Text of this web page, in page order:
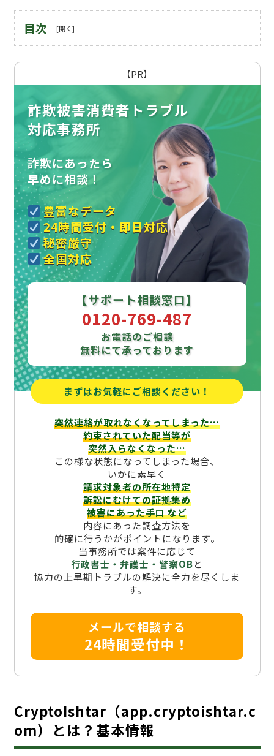
目次
【PR】
詐欺被害消費者トラブル
対応事務所
詐欺にあったら
早めに相談！
豊富なデータ
24時間受付・即日対応
秘密厳守
全国対応
【サポート相談窓口】
0120-769-487
お電話のご相談
無料にて承っております
まずはお気軽にご相談ください！
突然連絡が取れなくなってしまった…
約束されていた配当等が
突然入らなくなった…
この様な状態になってしまった場合、
いかに素早く
請求対象者の所在地特定
訴訟にむけての証拠集め
被害にあった手口など
内容にあった調査方法を
的確に行うかがポイントになります。
当事務所では案件に応じて
行政書士・弁護士・警察OBと
協力の上早期トラブルの解決に全力を尽くしま
す。
メールで相談する
24時間受付中！
CryptoIshtar（app.cryptoishtar.c
om）とは？基本情報